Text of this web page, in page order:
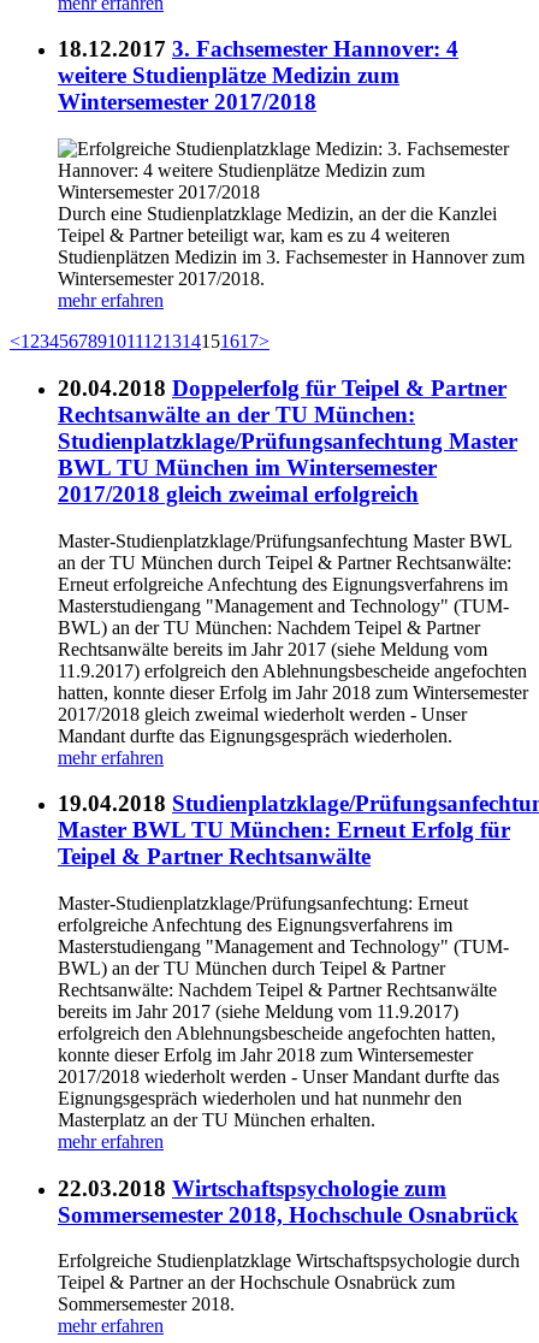
18.12.2017 3. Fachsemester Hannover: 4
weitere Studienplätze Medizin zum
Wintersemester 2017/2018
Durch eine Studienplatzklage Medizin, an der die Kanzlei
Teipel & Partner beteiligt war, kam es zu 4 weiteren
Studienplätzen Medizin im 3. Fachsemester in Hannover zum
Wintersemester 2017/2018.
mehr erfahren
<1 234567891011121314151617>
20.04.2018 Doppelerfolg für Teipel & Partner
Rechtsanwälte an der TU München:
Studienplatzklage/Prüfungsanfechtung Master
BWL TU München im Wintersemester
2017/2018 gleich zweimal erfolgreich
Master-Studienplatzklage/Prüfungsanfechtung Master BWL
an der TU München durch Teipel & Partner Rechtsanwälte:
Erneut erfolgreiche Anfechtung des Eignungsverfahrens im
Masterstudiengang "Management and Technology" (TUM-
BWL) an der TU München: Nachdem Teipel & Partner
Rechtsanwälte bereits im Jahr 2017 (siehe Meldung vom
11.9.2017) erfolgreich den Ablehnungsbescheide angefochten
hatten, konnte dieser Erfolg im Jahr 2018 zum Wintersemester
2017/2018 gleich zweimal wiederholt werden - Unser
Mandant durfte das Eignungsgespräch wiederholen.
mehr erfahren
19.04.2018 Studienplatzklage/
Master BWL TU München: Erneut Erfolg für
Teipel & Partner Rechtsanwälte
Master-Studienplatzklage/Prüfungsanfechtung: Erneut
erfolgreiche Anfechtung des Eignungsverfahrens im
Masterstudiengang "Management and Technology" (TUM-
BWL) an der TU München durch Teipel & Partner
Rechtsanwälte: Nachdem Teipel & Partner Rechtsanwälte
bereits im Jahr 2017 (siehe Meldung vom 11.9.2017)
erfolgreich den Ablehnungsbescheide angefochten hatten,
konnte dieser Erfolg im Jahr 2018 zum Wintersemester
2017/2018 wiederholt werden - Unser Mandant durfte das
Eignungsgespräch wiederholen und hat nunmehr den
Masterplatz an der TU München erhalten.
mehr erfahren
22.03.2018 Wirtschaftspsychologie zum
Sommersemester 2018, Hochschule Osnabrück
Erfolgreiche Studienplatzklage Wirtschaftspsychologie durch
Teipel & Partner an der Hochschule Osnabrück zum
Sommersemester 2018.
mehr erfahren